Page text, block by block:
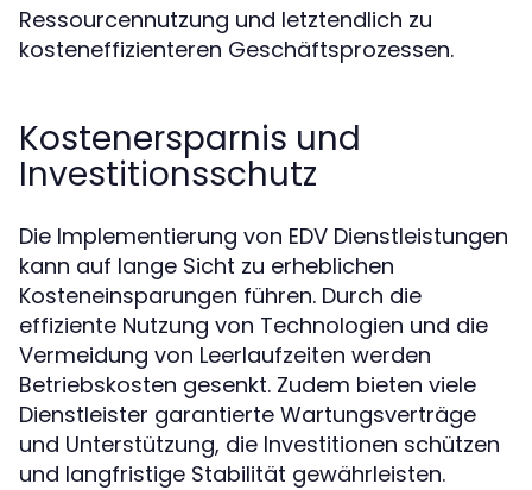
Ressourcennutzung und letztendlich zu
kosteneffizienteren Geschäftsprozessen.
Kostenersparnis und
Investitionsschutz
Die Implementierung von EDV Dienstleistungen
kann auf lange Sicht zu erheblichen
Kosteneinsparungen führen. Durch die
effiziente Nutzung von Technologien und die
Vermeidung von Leerlaufzeiten werden
Betriebskosten gesenkt. Zudem bieten viele
Dienstleister garantierte Wartungsverträge
und Unterstützung, die Investitionen schützen
und langfristige Stabilität gewährleisten.